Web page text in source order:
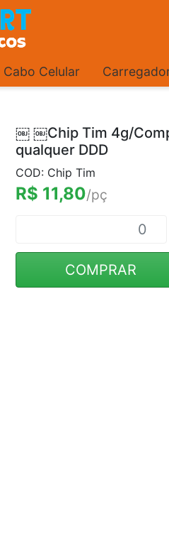
Cabo Celular
￼ ￼Chip Tim 4g/
qualquer DDD
COD: Chip Tim
R$ 11,80/pç
COMPRAR